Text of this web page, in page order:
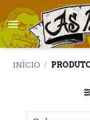
to
content
INÍCIO /